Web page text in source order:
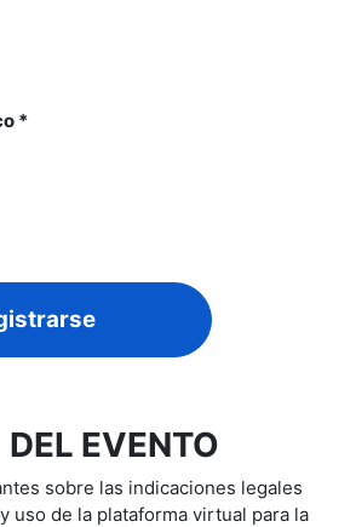
*
DEL EVENTO
sobre las indicaciones legales
uso de la plataforma virtual para la